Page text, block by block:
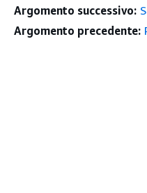
Argomento successivo:
Argomento precedente: